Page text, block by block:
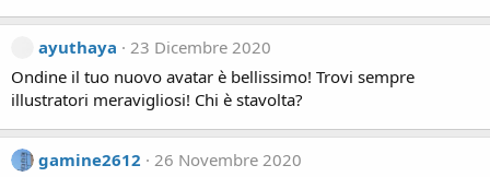
ayuthaya
23 Dicembre 2020
Ondine il tuo nuovo avatar è bellissimo! Trovi sempre
illustratori meravigliosi! Chi è stavolta?
gamine2612 26 Novembre 2020